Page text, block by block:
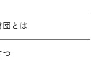
団とは
つ